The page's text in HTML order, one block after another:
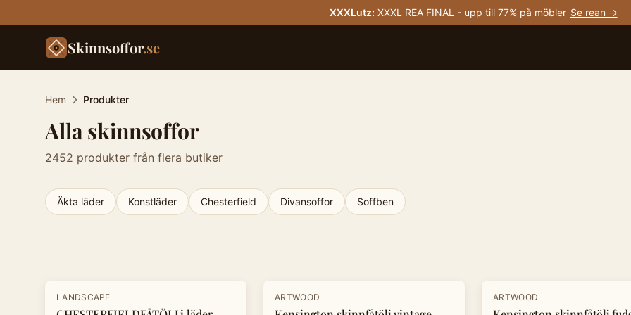
XXXLutz: XXXL REA FINAL - upp till 77% på möbler Se rean →
Skinnsoffor.se
Hem Produkter
Alla skinnsoffor
2452 produkter från flera butiker
Äkta läder Konstläder Chesterfield Divansoffor Soffben
- 30%
LANDSCAPE -20%
ARTWOOD -20%
ARTWOOD